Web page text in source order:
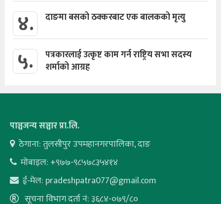
४. दाङमा बसको ठक्करबाट एक बालकको मृत्यु
५.
पत्रकारलाई उत्कृष्ट काम गर्न राष्ट्रिय सभा सदस्य
शर्माको आग्रह
पाञ्चजन्य सञ्चार प्रा.लि.
ठेगाना: तुलसीपुर उपमहानगरपालिका, दाङ
मोबाइल: +९७७-९८५७८३५४१४
ई-मेल: pradeshpatra077@gmail.com
सूचना विभाग दर्ता नं: ३६८४-०७९/८०